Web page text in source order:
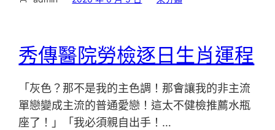
秀傳醫院勞檢逐日生肖運程
「灰色？那不是我的主色調！那會讓我的非主流
單戀變成主流的普通愛戀！這太不健檢推薦水瓶
座了！」「我必須親自出手！…